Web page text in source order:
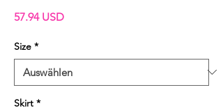
57.94 USDPreis
Size *
Skirt *